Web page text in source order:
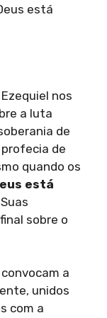
está
nos
a luta
de
profecia de
quando os
está
sobre o
a
unidos
com a